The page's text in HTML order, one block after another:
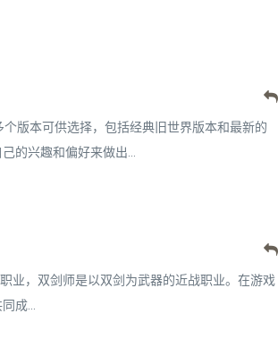
版本可供选择，包括经典旧世界版本和最新的
的兴趣和偏好来做出...
业，双剑师是以双剑为武器的近战职业。在游戏
成...